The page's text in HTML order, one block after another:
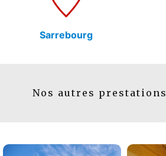
Sarrebourg
Nos autres prestations